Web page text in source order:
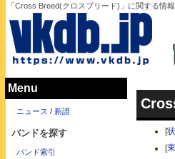
「Cross Breed(クロスブリード)」に関する情
[
[
Menu
ニュース / 新譜
バンドを探す
バンド索引